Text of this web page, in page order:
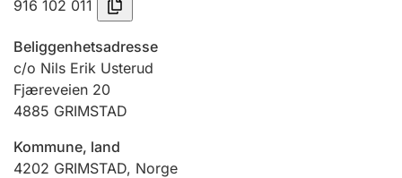
Jeger
Betaling og jegeravgiftskort
Ektepaktveileder
916 102 011
Beliggenhetsadresse
c/o Nils Erik Usterud
Fjæreveien 20
4885 GRIMSTAD
Kommune, land
4202 GRIMSTAD, Norge